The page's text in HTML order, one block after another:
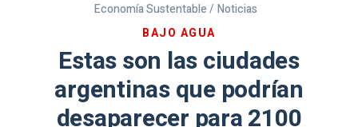
Economía Sustentable / Noticias
BAJO AGUA
Estas son las ciudades
argentinas que podrían
desaparecer para 2100